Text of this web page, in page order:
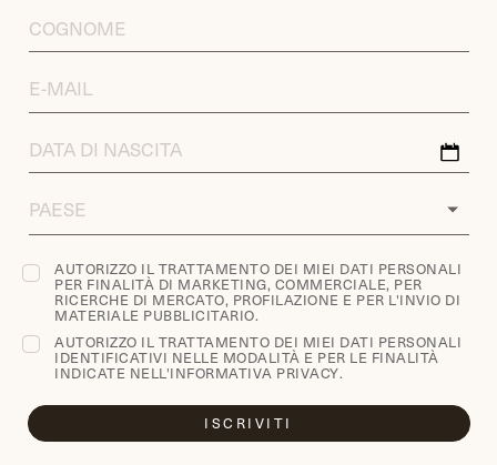
LAST
NAME
EMAIL
ADDRESS
DATA
DI
COUNTRY
AUTORIZZO IL TRATTAMENTO DEI MIEI DATI PERSONALI
PER FINALITÀ DI MARKETING, COMMERCIALE, PER
RICERCHE DI MERCATO, PROFILAZIONE E PER L'INVIO DI
MATERIALE PUBBLICITARIO.
AUTORIZZO IL TRATTAMENTO DEI MIEI DATI PERSONALI
IDENTIFICATIVI NELLE MODALITÀ E PER LE FINALITÀ
INDICATE NELL'INFORMATIVA PRIVACY.
ISCRIVITI